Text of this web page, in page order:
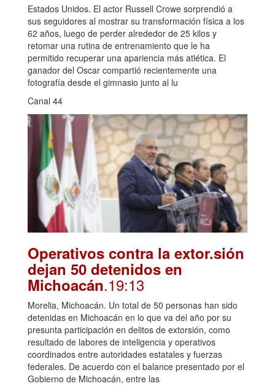
Estados Unidos. El actor Russell Crowe sorprendió a
sus seguidores al mostrar su transformación física a los
62 años, luego de perder alrededor de 25 kilos y
retomar una rutina de entrenamiento que le ha
permitido recuperar una apariencia más atlética. El
ganador del Oscar compartió recientemente una
fotografía desde el gimnasio junto al lu
Canal 44
Operativos contra la extor.sión
dejan 50 detenidos en
Michoacán.19:13
Morelia, Michoacán. Un total de 50 personas han sido
detenidas en Michoacán en lo que va del año por su
presunta participación en delitos de extorsión, como
resultado de labores de inteligencia y operativos
coordinados entre autoridades estatales y fuerzas
federales. De acuerdo con el balance presentado por el
Gobierno de Michoacán, entre las